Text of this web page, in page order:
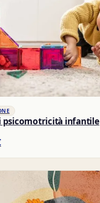
psicomotricità infantile